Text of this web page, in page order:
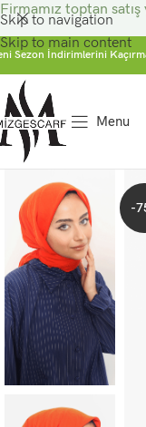
Skip to navigation
Skip to main content
Sezon İndirimlerini
Menu
-
Firmamız toptan